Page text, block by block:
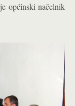
općinski načelnik